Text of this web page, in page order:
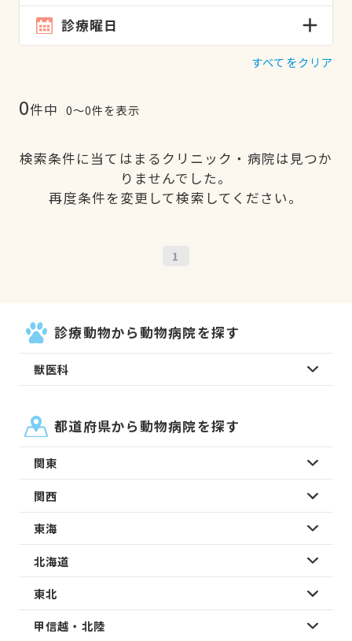
診療曜日
すべてをクリア
0件中 0〜0件を表示
検索条件に当てはまるクリニック・病院は見つか
りませんでした。
再度条件を変更して検索してください。
1
診療動物から動物病院を探す
獣医科
都道府県から動物病院を探す
関東
関西
東海
北海道
東北
甲信越・北陸